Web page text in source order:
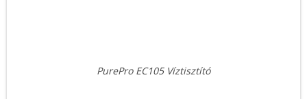
PurePro EC105 Víztisztító